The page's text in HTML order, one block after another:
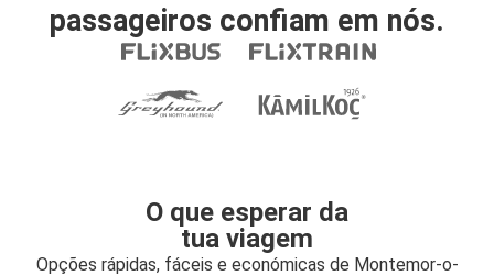
passageiros confiam em nós.
O que esperar da
tua viagem
Opções rápidas, fáceis e económicas de Montemor-o-